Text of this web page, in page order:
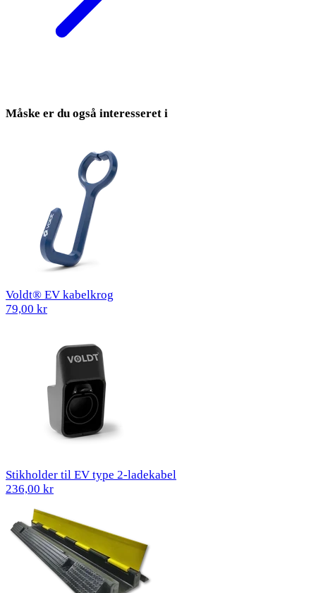
Måske er du også interesseret i
Voldt® EV kabelkrog
79,00 kr
Stikholder til EV type 2-ladekabel
236,00 kr